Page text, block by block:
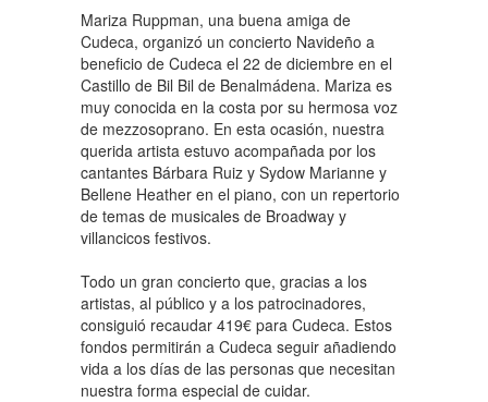
Mariza Ruppman, una buena amiga de
Cudeca, organizó un concierto Navideño a
beneficio de Cudeca el 22 de diciembre en el
Castillo de Bil Bil de Benalmádena. Mariza es
muy conocida en la costa por su hermosa voz
de mezzosoprano. En esta ocasión, nuestra
querida artista estuvo acompañada por los
cantantes Bárbara Ruiz y Sydow Marianne y
Bellene Heather en el piano, con un repertorio
de temas de musicales de Broadway y
villancicos festivos.
Todo un gran concierto que, gracias a los
artistas, al público y a los patrocinadores,
consiguió recaudar 419€ para Cudeca. Estos
fondos permitirán a Cudeca seguir añadiendo
vida a los días de las personas que necesitan
nuestra forma especial de cuidar.